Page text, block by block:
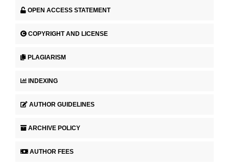
OPEN ACCESS STATEMENT
COPYRIGHT AND LICENSE
PLAGIARISM
INDEXING
AUTHOR GUIDELINES
ARCHIVE POLICY
AUTHOR FEES